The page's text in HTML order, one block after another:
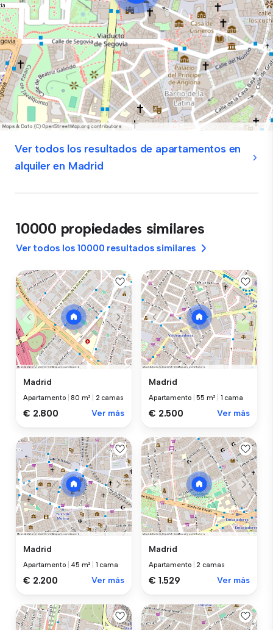
Ver todos los resultados de apartamentos en
alquiler en Madrid
10000 propiedades similares
Ver todos los 10000 resultados similares
Madrid
Apartamento |80 m² 2 camas
€ 2.800 Ver más
Madrid
Apartamento |55 m² 1 cama
€ 2.500 Ver más
Madrid
Apartamento 45 m² 1 cama
€ 2.200 Ver más
Madrid
Apartamento |2 camas
€ 1.529 Ver más